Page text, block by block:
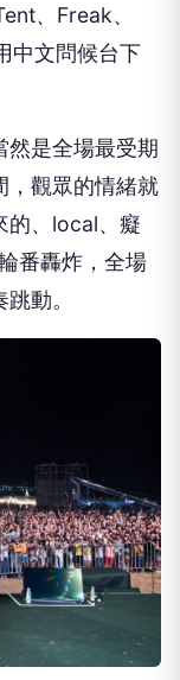
、 Freak、
中文問候台下
然是全場最受期
，觀眾的情緒就
、 local、癡
番轟炸， 全場
動。